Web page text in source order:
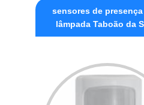
sensores de
lâmpada Taboão da